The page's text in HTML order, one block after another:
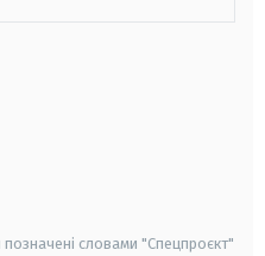
позначені словами "Спецпроєкт"